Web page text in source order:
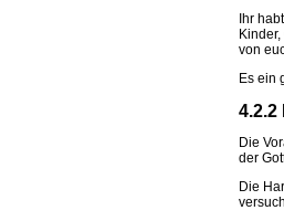
Ihr
von
Es ein
Die
der
Die